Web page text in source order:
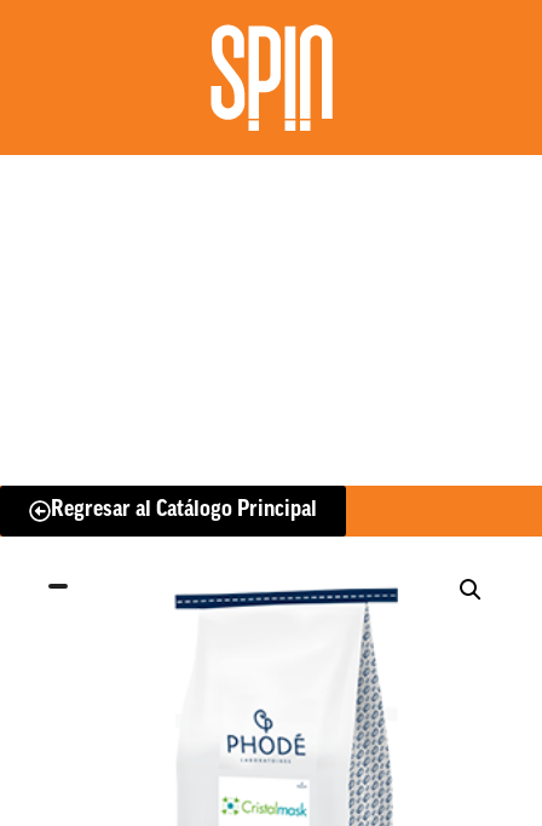
Regresar al Catálogo Principal